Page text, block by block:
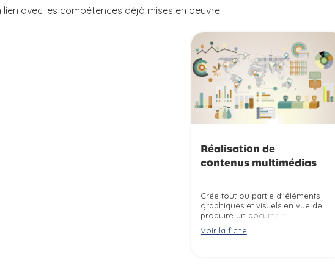
avec les compétences déjà mises en oeuvre.
Réalisation de
contenus multimédias
Crée tout ou partie d''éléments
graphiques et visuels en vue de
produire un document imprimé,
plaquette, page web, cd-rom,
Voir la fiche